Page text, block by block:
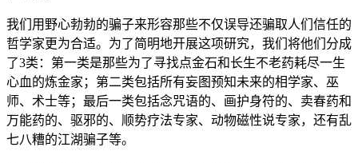
我们用野心勃勃的骗子来形容那些不仅误导还骗取人们信任的
哲学家更为合适。为了简明地开展这项研究，我们将他们分成
了3类：第一类是那些为了寻找点金石和长生不老药耗尽一生
心血的炼金家；第二类包括所有妄图预知未来的相学家、巫
师、术士等；最后一类包括念咒语的、画护身符的、卖春药和
万能药的、驱邪的、顺势疗法专家、动物磁性说专家，还有乱
七八糟的江湖骗子等。